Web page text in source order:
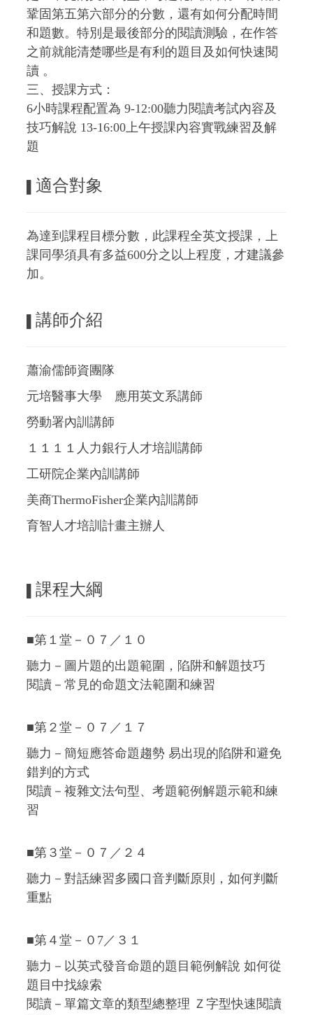
鞏固第五第六部分的分數，還有如何分配時間
和題數。特別是最後部分的閱讀測驗，在作答
之前就能清楚哪些是有利的題目及如何快速閱
讀 。
三、授課方式：
6小時課程配置為 9-12:00聽力閱讀考試內容及
技巧解說 13-16:00上午授課內容實戰練習及解
題
適合對象
為達到課程目標分數，此課程全英文授課，上
課同學須具有多益600分之以上程度，才建議參
加。
講師介紹
蕭渝儒師資團隊
元培醫事大學 應用英文系講師
勞動署內訓講師
１１１１人力銀行人才培訓講師
工研院企業內訓講師
美商ThermoFisher企業內訓講師
育智人才培訓計畫主辦人
課程大綱
■第１堂－０７／１０
聽力－圖片題的出題範圍，陷阱和解題技巧
閱讀－常見的命題文法範圍和練習
■第２堂－０７／１７
聽力－簡短應答命題趨勢 易出現的陷阱和避免
錯判的方式
閱讀－複雜文法句型、考題範例解題示範和練
習
■第３堂－０７／２４
聽力－對話練習多國口音判斷原則，如何判斷
重點
■第４堂－０7／３１
聽力－以英式發音命題的題目範例解說 如何從
題目中找線索
閱讀－單篇文章的類型總整理 Ｚ字型快速閱讀